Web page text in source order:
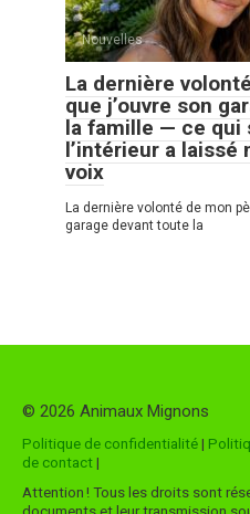
Nouvelles
La dernière
que j’ouvre son
la famille — ce qui
l’intérieur a laissé
voix
La dernière volonté de mon
garage devant toute la
© 2026 Animaux Mignons
Politique de confidentialité|
de contact|
Attention ! Tous les droits sont